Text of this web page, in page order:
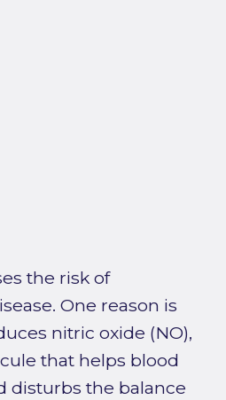
the risk of
One reason is
nitric oxide (NO),
that helps blood
disturbs the balance